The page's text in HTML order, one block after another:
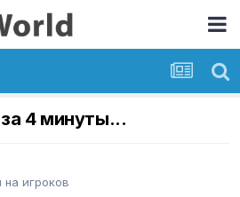
4 минуты...
игроков